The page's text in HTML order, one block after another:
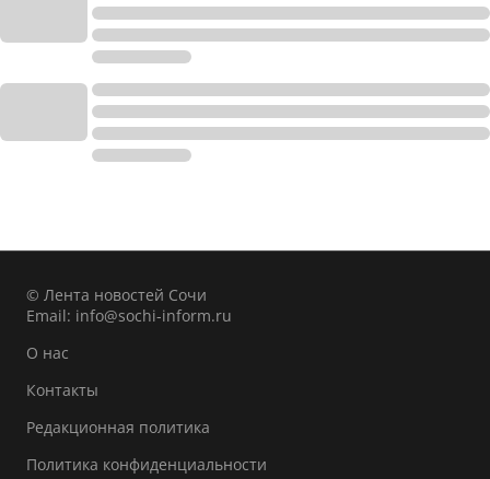
© Лента новостей Сочи
Email: info@sochi-inform.ru
О нас
Контакты
Редакционная политика
Политика конфиденциальности